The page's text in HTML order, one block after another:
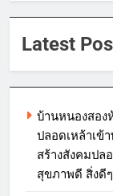
Latest
บ้านหนองสอง
ปลอดเหล้าเข้
สร้างสังคมปล
สุขภาพดี สิ่งดี